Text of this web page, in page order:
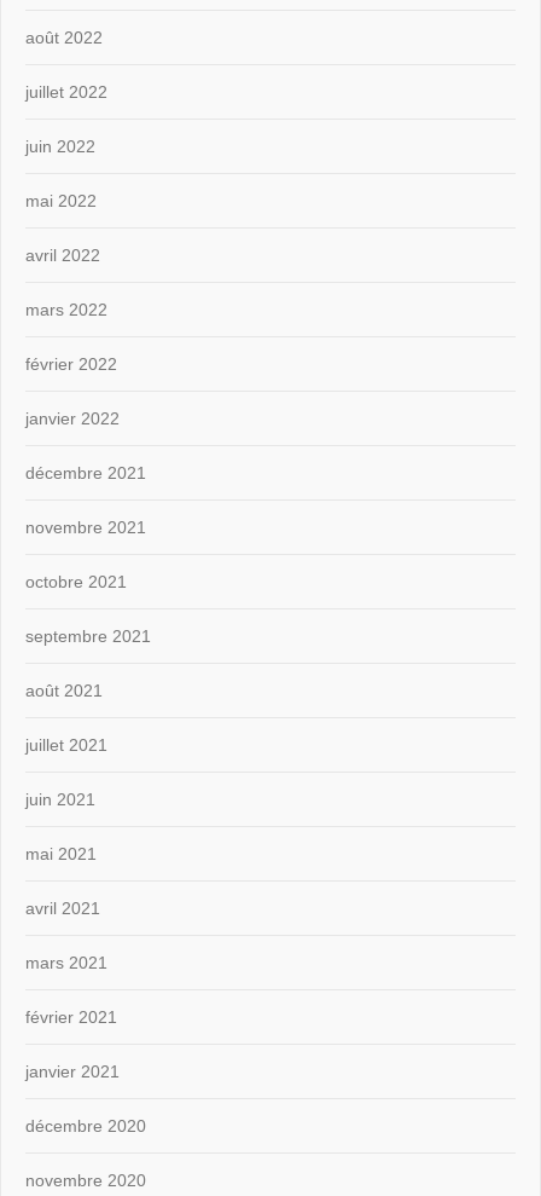
août 2022
juillet 2022
juin 2022
mai 2022
avril 2022
mars 2022
février 2022
janvier 2022
décembre 2021
novembre 2021
octobre 2021
septembre 2021
août 2021
juillet 2021
juin 2021
mai 2021
avril 2021
mars 2021
février 2021
janvier 2021
décembre 2020
novembre 2020